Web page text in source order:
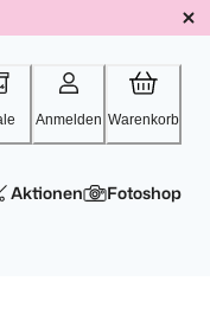
Anmelden Warenkorb
Aktionen Fotoshop